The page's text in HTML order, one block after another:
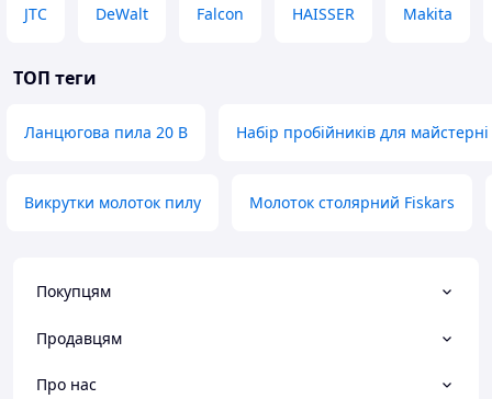
JTC DeWalt Falcon HAISSER Makita
ТОП теги
Ланцюгова пила 20 В Набір пробійників для майстерні
Викрутки молоток пилу Молоток столярний Fiskars
Покупцям
Продавцям
Про нас